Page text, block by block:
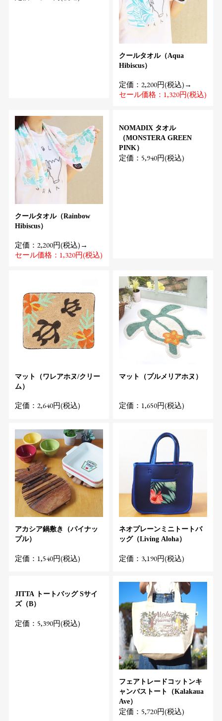
クールタオル（Aqua
Hibiscus）
定価：2,200円(税込)→
セール価格：1,320円(税込)
クールタオル（Rainbow
Hibiscus）
定価：2,200円(税込)→
セール価格：1,320円(税込)
NOMADIX タオル
（MONSTERA GREEN
PINK）
定価：5,940円(税込)
マット（ワレアホヌ/クリー
ム）
定価：2,640円(税込)
マット（プルメリアホヌ）
定価：1,650円(税込)
アカシア鍋敷き（パイナッ
プル）
定価：1,540円(税込)
ネオプレーンミニトートバ
ッグ（Living Aloha）
定価：3,190円(税込)
JITTA トートバッグ Sサイ
ズ（B）
定価：5,390円(税込)
フェアトレードコットンキ
ャンバストート（Kalakaua
Ave）
定価：5,720円(税込)